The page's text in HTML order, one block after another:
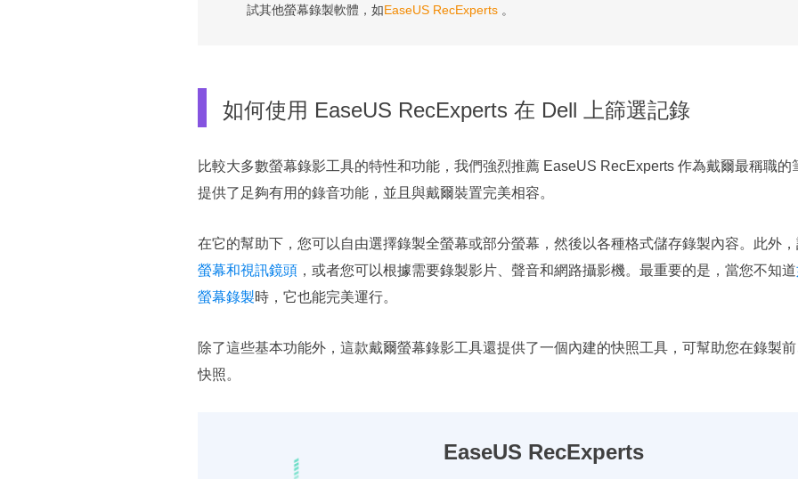
試其他螢幕錄製軟體，如EaseUS RecExperts 。
如何使用 EaseUS RecExperts 在 Dell 上篩選記錄
比較大多數螢幕錄影工具的特性和功能，我們強烈推薦 EaseUS RecExperts 作為戴爾最稱職的
提供了足夠有用的錄音功能，並且與戴爾裝置完美相容。
在它的幫助下，您可以自由選擇錄製全螢幕或部分螢幕，然後以各種格式儲存錄製內容。此外
螢幕和視訊鏡頭 ，或者您可以根據需要錄製影片、聲音和網路攝影機。最重要的是，當您不知道
螢幕錄製時，它也能完美運行。
除了這些基本功能外，這款戴爾螢幕錄影工具還提供了一個內建的快照工具，可幫助您在錄製
快照。
EaseUS RecExperts